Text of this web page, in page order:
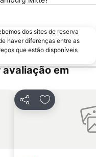
Markt Metro Station
Metro Station
Metro Station
Hamburg Marathon
dos sites de reserva
haver diferenças entre as
que estão disponíveis
avaliação em
PartilharAdicionar